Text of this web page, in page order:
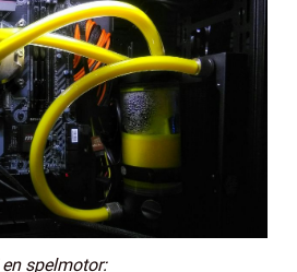
spelmotor: